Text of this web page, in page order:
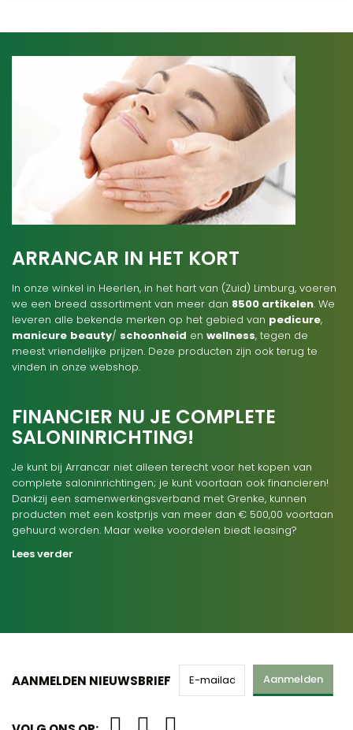
ARRANCAR IN HET KORT
In onze winkel in Heerlen, in het hart van (Zuid) Limburg, voeren
we een breed assortiment van meer dan 8500 artikelen. We
leveren alle bekende merken op het gebied van pedicure,
manicure beauty/ schoonheid en wellness, tegen de
meest vriendelijke prijzen. Deze producten zijn ook terug te
vinden in onze webshop.
FINANCIER NU JE COMPLETE
SALONINRICHTING!
Je kunt bij Arrancar niet alleen terecht voor het kopen van
complete saloninrichtingen; je kunt voortaan ook financieren!
Dankzij een samenwerkingsverband met Grenke, kunnen
producten met een kostprijs van meer dan € 500,00 voortaan
gehuurd worden. Maar welke voordelen biedt leasing?
Lees verder
AANMELDEN NIEUWSBRIEF Aanmelden